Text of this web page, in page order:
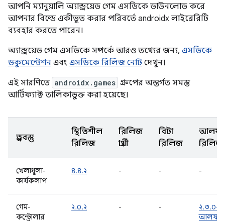
আপনি ম্যানুয়ালি অ্যান্ড্রয়েড গেম এসডিকে ডাউনলোড করে
আপনার বিল্ডে একীভূত করার পরিবর্তে androidx লাইব্রেরিটি
ব্যবহার করতে পারেন।
অ্যান্ড্রয়েড গেম এসডিকে সম্পর্কে আরও তথ্যের জন্য, এসডিকে
ডকুমেন্টেশন এবং এসডিকে রিলিজ নোট দেখুন।
এই সারণিতে androidx.games গ্রুপের অন্তর্গত সমস্ত
আর্টিফ্যাক্ট তালিকাভুক্ত করা হয়েছে।
প্রত্নবস্তু
স্থিতিশীল
রিলিজ
রিলিজ
প্রার্থী
বিটা
রিলিজ
আলফা
রিলিজ
খেলাধুলা-
কার্যকলাপ
৪.৪.২ - - -
গেম-
কন্ট্রোলার
২.০.২ - -
২.৩.০-